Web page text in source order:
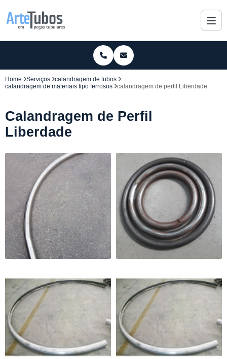
Home Serviços
calandragem de tubos
calandragem de materiais tipo ferrosos
calandragem de perfil Liberdade
Calandragem de Perfil
Liberdade